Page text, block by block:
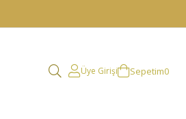
Üye Girişi Sepetim0